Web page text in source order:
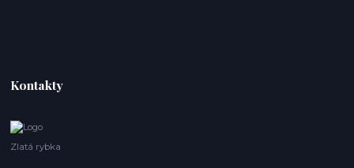
Kontakty
Zlatá rybka